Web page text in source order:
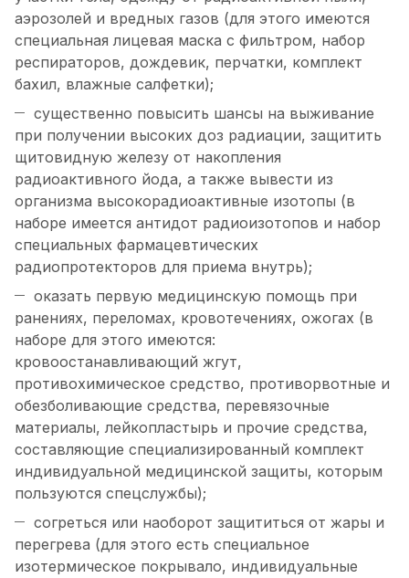
аэрозолей и вредных газов (для этого имеются
специальная лицевая маска с фильтром, набор
респираторов, дождевик, перчатки, комплект
бахил, влажные салфетки);
существенно повысить шансы на выживание
при получении высоких доз радиации, защитить
щитовидную железу от накопления
радиоактивного йода, а также вывести из
организма высокорадиоактивные изотопы (в
наборе имеется антидот радиоизотопов и набор
специальных фармацевтических
радиопротекторов для приема внутрь);
оказать первую медицинскую помощь при
ранениях, переломах, кровотечениях, ожогах (в
наборе для этого имеются:
кровоостанавливающий жгут,
противохимическое средство, противорвотные и
обезболивающие средства, перевязочные
материалы, лейкопластырь и прочие средства,
составляющие специализированный комплект
индивидуальной медицинской защиты, которым
пользуются спецслужбы);
согреться или наоборот защититься от жары и
перегрева (для этого есть специальное
изотермическое покрывало, индивидуальные